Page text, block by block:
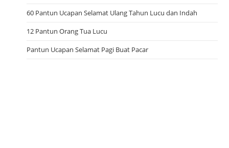
60 Pantun Ucapan Selamat Ulang Tahun Lucu dan Indah
12 Pantun Orang Tua Lucu
Pantun Ucapan Selamat Pagi Buat Pacar